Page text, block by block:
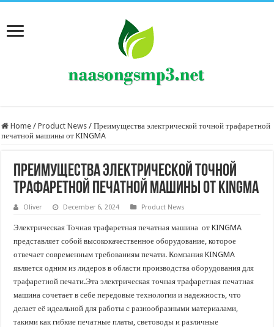
Home / Product News / Преимущества электрической точной трафаретной
печатной машины от KINGMA
Преимущества электрической точной
трафаретной печатной машины от KINGMA
Oliver December 6, 2024 Product News
Электрическая Точная трафаретная печатная машина от KINGMA
представляет собой высококачественное оборудование, которое
отвечает современным требованиям печати. Компания KINGMA
является одним из лидеров в области производства оборудования для
трафаретной печати.Эта электрическая точная трафаретная печатная
машина сочетает в себе передовые технологии и надежность, что
делает её идеальной для работы с разнообразными материалами,
такими как гибкие печатные платы, световоды и различные